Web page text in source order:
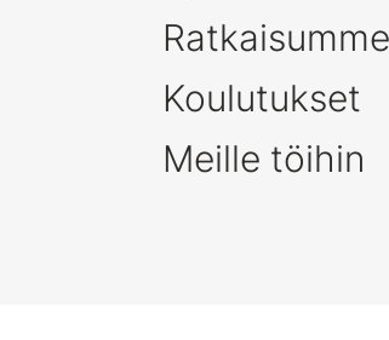
Ratkaisumme
Koulutukset
Meille töihin